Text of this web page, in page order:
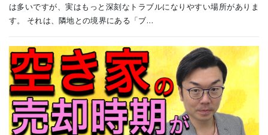
は多いですが、実はもっと深刻なトラブルになりやすい場所がありま
す。 それは、隣地との境界にある「ブ…